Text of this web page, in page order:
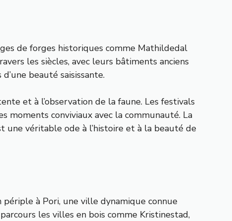
de forges historiques comme Mathildedal
les siècles, avec leurs bâtiments anciens
beauté saisissante.
et à l’observation de la faune. Les festivals
conviviaux avec la communauté. La
une véritable ode à l’histoire et à la beauté de
à Pori, une ville dynamique connue
les villes en bois comme Kristinestad,